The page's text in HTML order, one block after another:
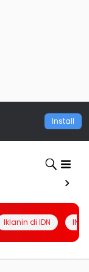
Install
Iklanin di IDN